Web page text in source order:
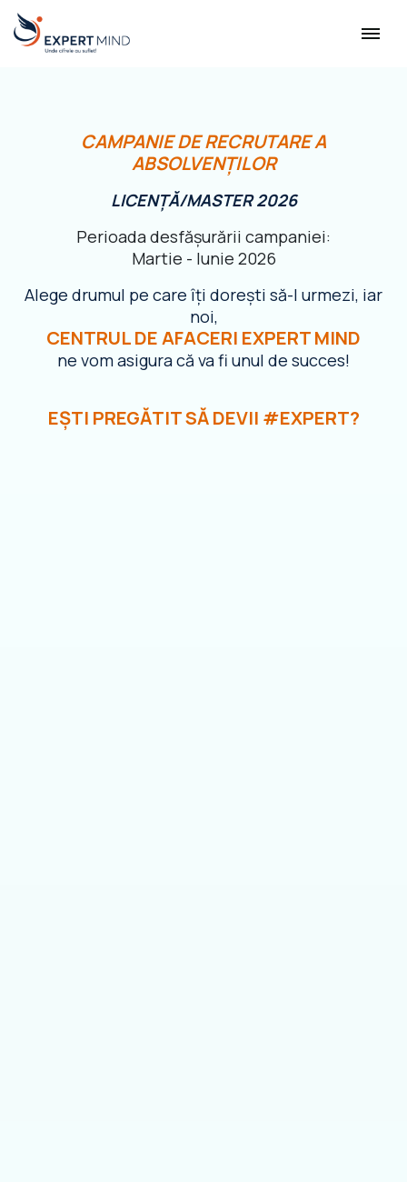
Sari
CAMPANIE DE RECRUTARE A
ABSOLVENȚILOR
LICENȚĂ/MASTER 2026
Perioada desfășurării campaniei:
Martie - Iunie 2026
Alege drumul pe care îți dorești să-l urmezi, iar
noi,
CENTRUL DE AFACERI EXPERT MIND
ne vom asigura că va fi unul de succes!
EȘTI PREGĂTIT SĂ DEVII #EXPERT?